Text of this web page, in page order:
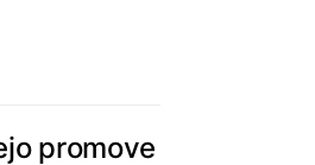
promove